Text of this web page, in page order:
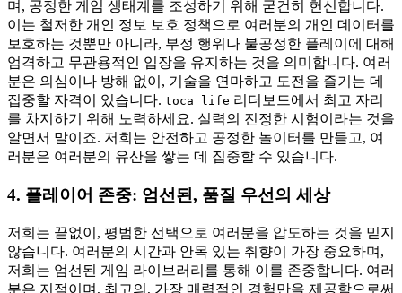
며, 공정한 게임 생태계를 조성하기 위해 굳건히 헌신합니다.
이는 철저한 개인 정보 보호 정책으로 여러분의 개인 데이터를
보호하는 것뿐만 아니라, 부정 행위나 불공정한 플레이에 대해
엄격하고 무관용적인 입장을 유지하는 것을 의미합니다. 여러
분은 의심이나 방해 없이, 기술을 연마하고 도전을 즐기는 데
집중할 자격이 있습니다. toca life 리더보드에서 최고 자리
를 차지하기 위해 노력하세요. 실력의 진정한 시험이라는 것을
알면서 말이죠. 저희는 안전하고 공정한 놀이터를 만들고, 여
러분은 여러분의 유산을 쌓는 데 집중할 수 있습니다.
4. 플레이어 존중: 엄선된, 품질 우선의 세상
저희는 끝없이, 평범한 선택으로 여러분을 압도하는 것을 믿지
않습니다. 여러분의 시간과 안목 있는 취향이 가장 중요하며,
저희는 엄선된 게임 라이브러리를 통해 이를 존중합니다. 여러
분은 지적이며, 최고의, 가장 매력적인 경험만을 제공함으로써